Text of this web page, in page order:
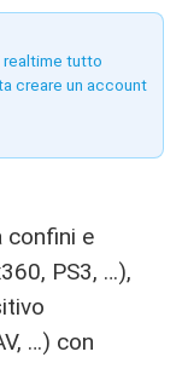
realtime tutto
creare un account
confini e
PS3, …),
…) con